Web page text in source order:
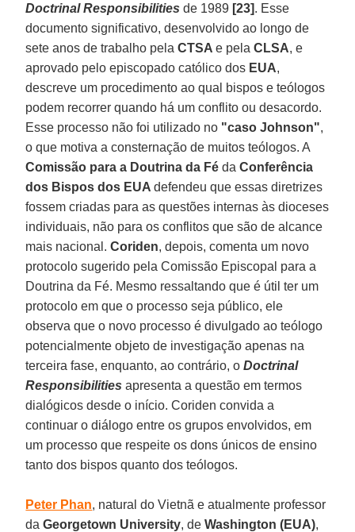
Doctrinal Responsibilities de 1989 [23]. Esse
documento significativo, desenvolvido ao longo de
sete anos de trabalho pelaCTSAe pelaCLSA, e
aprovado pelo episcopado católico dos EUA,
descreve um procedimento ao qual bispos e teólogos
podem recorrer quando há um conflito ou desacordo.
Esse processo não foi utilizado no "caso Johnson",
o que motiva a consternação de muitos teólogos. A
Comissão para a Doutrina da FédaConferência
dos Bispos dos EUAdefendeu que essas diretrizes
fossem criadas para as questões internas às dioceses
individuais, não para os conflitos que são de alcance
mais nacional.Coriden, depois, comenta um novo
protocolo sugerido pela Comissão Episcopal para a
Doutrina da Fé. Mesmo ressaltando que é útil ter um
protocolo em que o processo seja público, ele
observa que o novo processo é divulgado ao teólogo
potencialmente objeto de investigação apenas na
terceira fase, enquanto, ao contrário, oDoctrinal
Responsibilities apresenta a questão em termos
dialógicos desde o início. Coriden convida a
continuar o diálogo entre os grupos envolvidos, em
um processo que respeite os dons únicos de ensino
tanto dos bispos quanto dos teólogos.
Peter Phan, natural do Vietnã e atualmente professor
daGeorgetown University, deWashington (EUA),